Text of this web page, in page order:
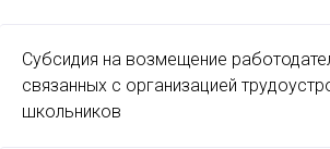
Субсидия на возмещение
связанных с организацией
школьников